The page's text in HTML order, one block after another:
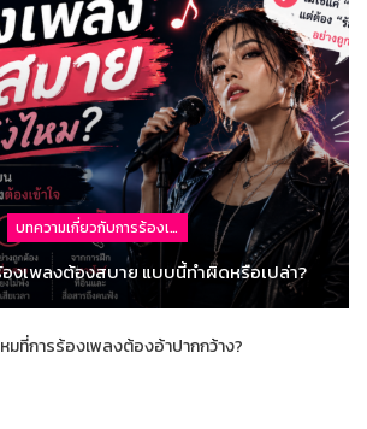
บทความเกี่ยวกับการร้องเพลง
องเพลงต้องสบาย แบบนี้ทำผิดหรือเปล่า?
มที่การร้องเพลงต้องอ้าปากกว้าง?